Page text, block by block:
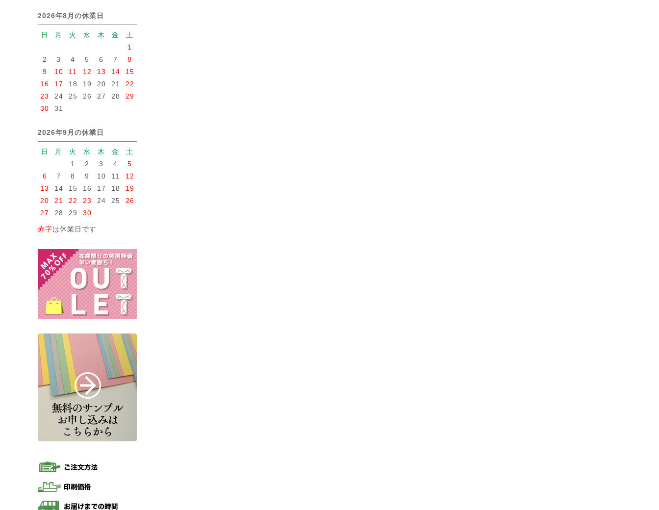
2026年8月の休業日
日 月 火 水 木 金
土
1
2
3 4 5 6 7
8
9
10 11 12 13 14
15
16
17 18 19 20 21
22
23
24 25 26 27 28
29
30
31
2026年9月の休業日
日 月 火 水 木 金
土
1
2 3 4
5
6
7 8 9 10 11
12
13
14 15 16 17 18
19
20
21 22 23 24 25
26
27
28 29 30
赤字は休業日です